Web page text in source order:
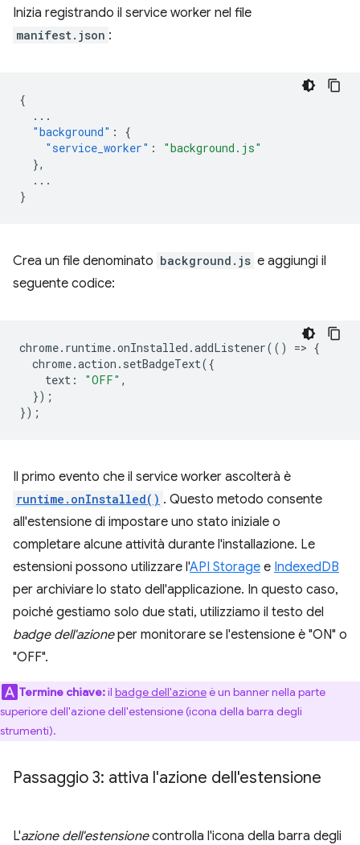
Inizia registrando il service worker nel file
manifest.json :
{
...
"background" :
{
"service_worker" :
"background.js"
},
...
}
Crea un file denominato background.js e aggiungi il
seguente codice:
chrome. runtime.onInstalled .addListener(() => {
chrome.action . setBadgeText({
text : "OFF" ,
});
});
Il primo evento che il service worker ascolterà è
runtime.onInstalled() . Questo metodo consente
all'estensione di impostare uno stato iniziale o
completare alcune attività durante l'installazione. Le
estensioni possono utilizzare l'API Storage e IndexedDB
per archiviare lo stato dell'applicazione. In questo caso,
poiché gestiamo solo due stati, utilizziamo il testo del
badge dell'azioneper monitorare se l'estensione è "ON" o
"OFF".
Termine chiave:il badge dell'azioneè un banner nella parte
superiore dell'azione dell'estensione (icona della barra degli
strumenti).
Passaggio 3: attiva l'azione dell'estensione
L'azione dell'estensionecontrolla l'icona della barra degli